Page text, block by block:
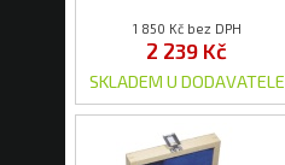
1 850 Kč bez DPH
2 239 Kč
SKLADEM U DODAVATELE